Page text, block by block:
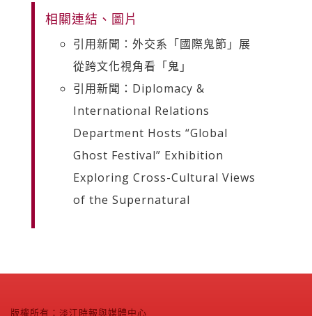
相關連結、圖片
引用新聞：外交系「國際鬼節」展
從跨文化視角看「鬼」
引用新聞：Diplomacy &
International Relations
Department Hosts “Global
Ghost Festival” Exhibition
Exploring Cross-Cultural Views
of the Supernatural
版權所有：淡江時報與媒體中心